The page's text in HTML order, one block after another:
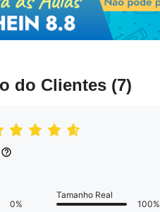
do Clientes (7)
0%
Tamanho Real
100%